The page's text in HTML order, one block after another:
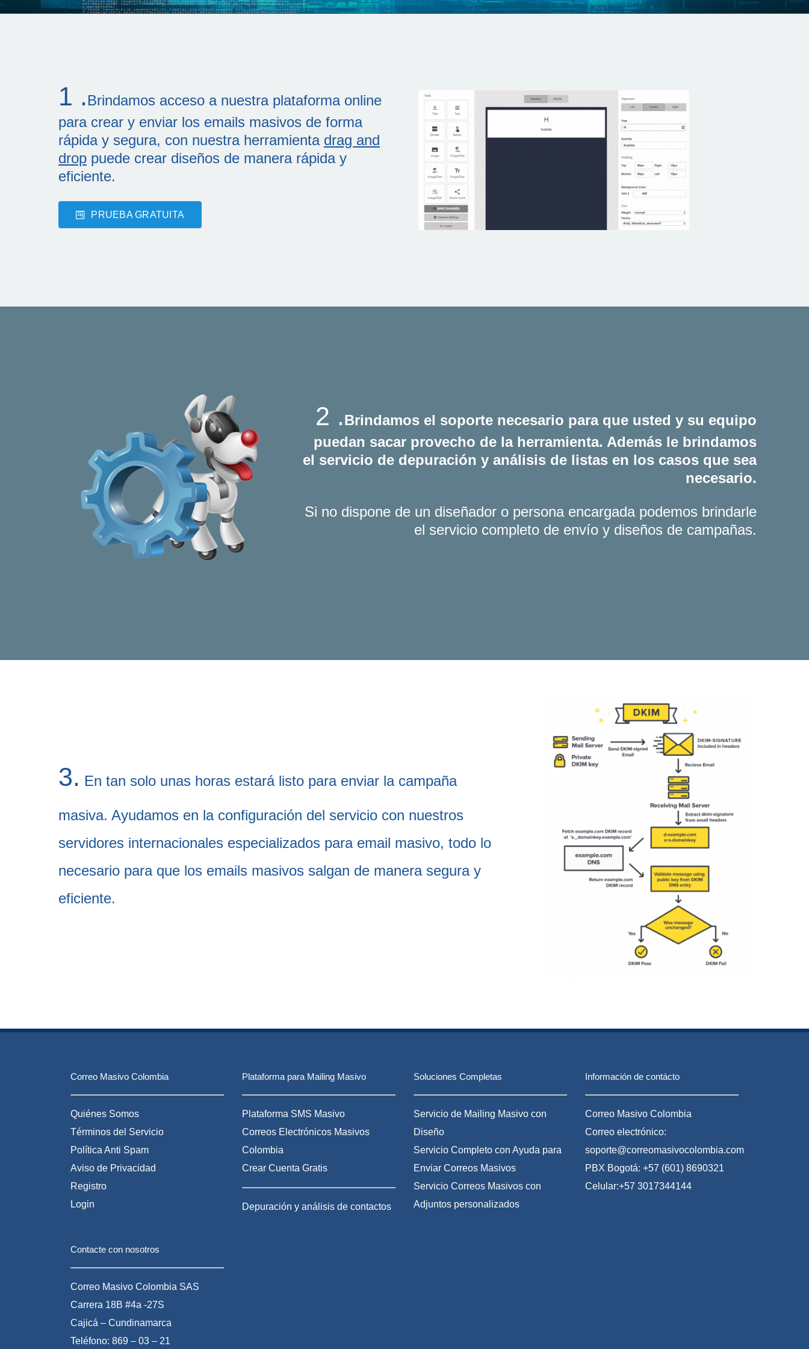
1 . Brindamos acceso a nuestra plataforma online
para crear y enviar los emails masivos de forma
rápida y segura, con nuestra herramienta drag and
droppuede crear diseños de manera rápida y
eficiente.
PRUEBA GRATUITA
2 .Brindamos el soporte necesario para que usted y su equipo
puedan sacar provecho de la herramienta. Además le brindamos
el servicio de depuración y análisis de listas en los casos que sea
necesario.
Si no dispone de un diseñador o persona encargada podemos brindarle
el servicio completo de envío y diseños de campañas.
3. En tan solo unas horas estará listo para enviar la campaña
masiva. Ayudamos en la configuración del servicio con nuestros
servidores internacionales especializados para email masivo, todo lo
necesario para que los emails masivos salgan de manera segura y
eficiente.
Correo Masivo Colombia
Quiénes Somos
Términos del Servicio
Política Anti Spam
Aviso de Privacidad
Registro
Login
Contacte con nosotros
Correo Masivo Colombia SAS
Carrera 18B #4a -27S
Cajicá – Cundinamarca
Teléfono: 869 – 03 – 21
Plataforma para Mailing Masivo
Plataforma SMS Masivo
Correos Electrónicos Masivos
Colombia
Crear Cuenta Gratis
Depuración y análisis de contactos
Soluciones Completas
Servicio de Mailing Masivo con
Diseño
Servicio Completo con Ayuda para
Enviar Correos Masivos
Servicio Correos Masivos con
Adjuntos personalizados
Información de contácto
Correo Masivo Colombia
Correo electrónico:
soporte@correomasivocolombia.com
PBX Bogotá: +57 (601) 8690321
Celular:+57 3017344144